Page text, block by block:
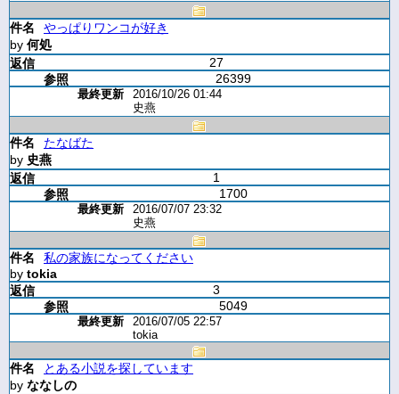
やっぱりワンコが好き
by 何処
27
26399
2016/10/26 01:44
史燕
たなばた
by 史燕
1
1700
2016/07/07 23:32
史燕
私の家族になってください
by tokia
3
5049
2016/07/05 22:57
tokia
とある小説を探しています
by ななしの